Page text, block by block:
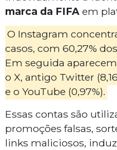
marca da FIFA em
O Instagram
casos, com 60,27%
Em seguida
o X, antigo Twitter
e o YouTube (0,97%).
Essas contas são
promoções falsas,
links maliciosos,